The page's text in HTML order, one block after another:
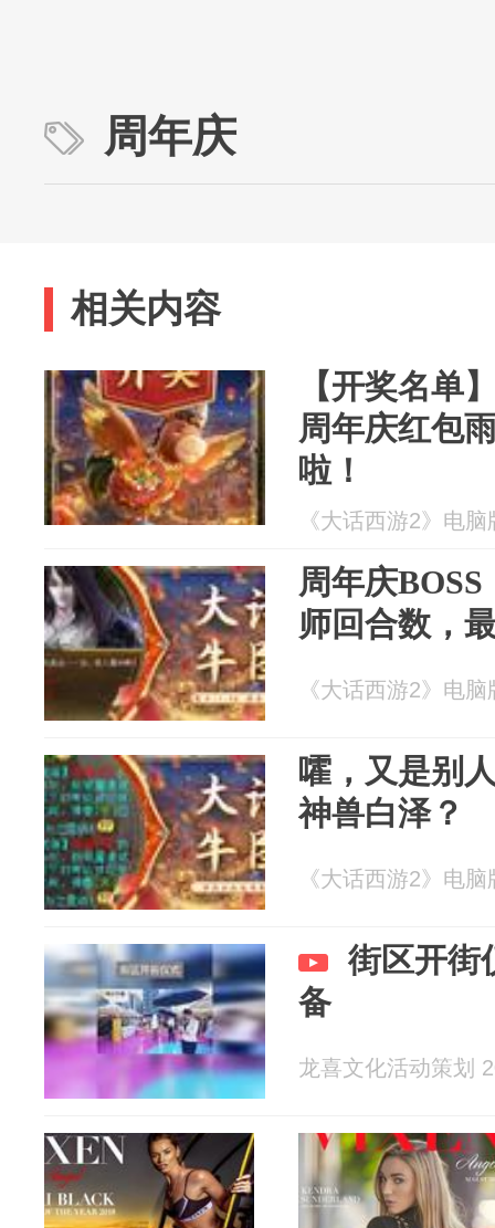
周年庆
相关内容
【开奖名单
周年庆红包
啦！
《大话西游2》电
周年庆
师回合数，
《大话西游2》电
嚯，又是别
神兽白泽？
《大话西游2》电
街区开街
备
龙喜文化活动策划